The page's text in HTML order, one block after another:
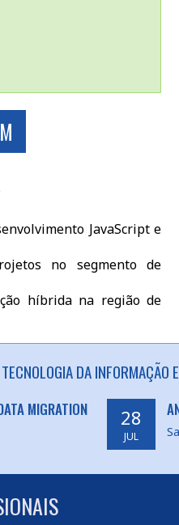
JavaScript e
no segmento de
híbrida na região de
DA INFORMAÇÃO
MIGRATION 28
JUL